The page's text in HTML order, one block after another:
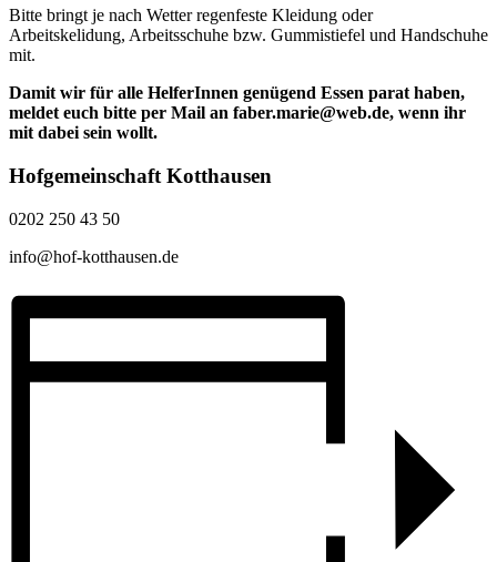
Bitte bringt je nach Wetter regenfeste Kleidung oder
Arbeitskelidung, Arbeitsschuhe bzw. Gummistiefel und Handschuhe
mit.
Damit wir für alle HelferInnen genügend Essen parat haben,
meldet euch bitte per Mail an faber.marie@web.de, wenn ihr
mit dabei sein wollt.
Hofgemeinschaft Kotthausen
0202 250 43 50
info@hof-kotthausen.de